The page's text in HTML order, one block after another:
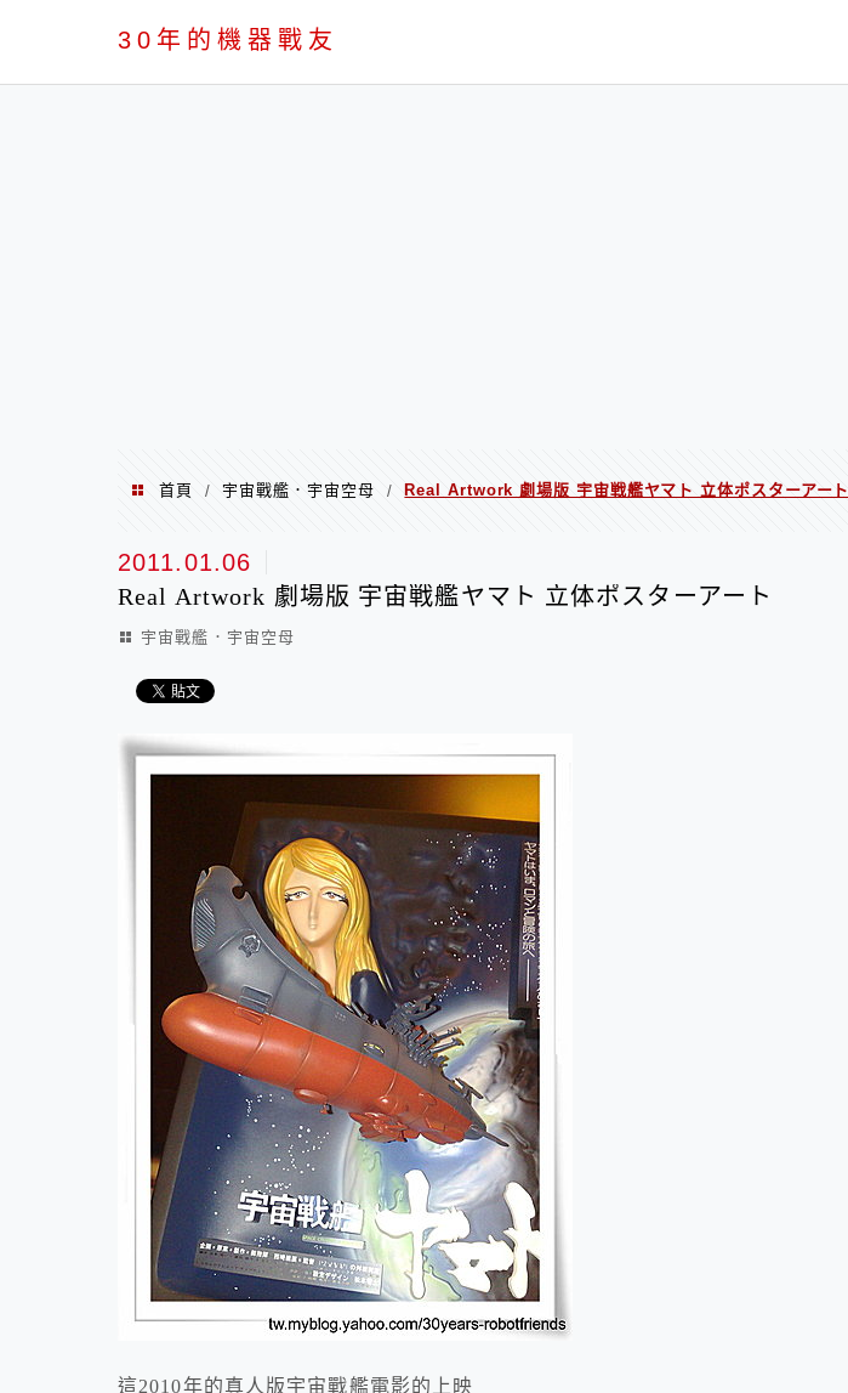
30年的機器戰友
首頁 / 宇宙戰艦．宇宙空母 / Real Artwork 劇場版 宇宙戦艦ヤマト 立体ポスターアート
2011.01.06
Real Artwork 劇場版 宇宙戦艦ヤマト 立体ポスターアート
宇宙戰艦．宇宙空母
這2010年的真人版宇宙戰艦電影的上映